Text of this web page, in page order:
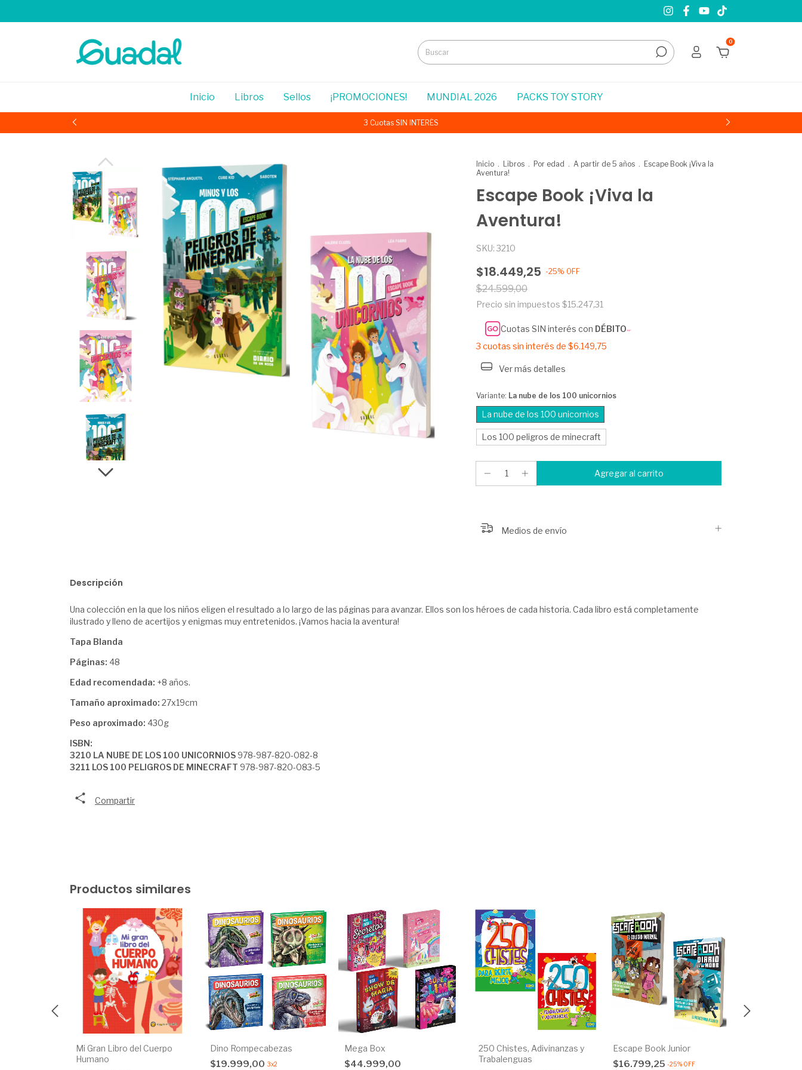
0
Inicio Libros Sellos ¡PROMOCIONES! MUNDIAL 2026 PACKS TOY STORY
3 Cuotas SIN INTERÉS
Inicio . Libros . Por edad . A partir de 5 años . Escape Book ¡Viva la
Aventura!
Escape Book ¡Viva la
Aventura!
SKU: 3210
$18.449,25 -25% OFF
$24.599,00
Precio sin impuestos $15.247,31
Cuotas SIN interés con DÉBITO
3 cuotas sin interés de $6.149,75
Ver más detalles
Variante: La nube de los 100 unicornios
La nube de los 100 unicornios
Los 100 peligros de minecraft
Medios de envío
Descripción
Una colección en la que los niños eligen el resultado a lo largo de las páginas para avanzar. Ellos son los héroes de cada historia. Cada libro está completamente
ilustrado y lleno de acertijos y enigmas muy entretenidos. ¡Vamos hacia la aventura!
Tapa Blanda
Páginas: 48
Edad recomendada: +8 años.
Tamaño aproximado: 27x19cm
Peso aproximado: 430g
ISBN:
3210 LA NUBE DE LOS 100 UNICORNIOS 978-987-820-082-8
3211 LOS 100 PELIGROS DE MINECRAFT 978-987-820-083-5
Compartir
Productos similares
Mi Gran Libro del Cuerpo
Humano
Dino Rompecabezas
$19.999,00 3x2
Mega Box
$44.999,00
250 Chistes, Adivinanzas y
Trabalenguas
Escape Book Junior
$16.799,25 -25% OFF